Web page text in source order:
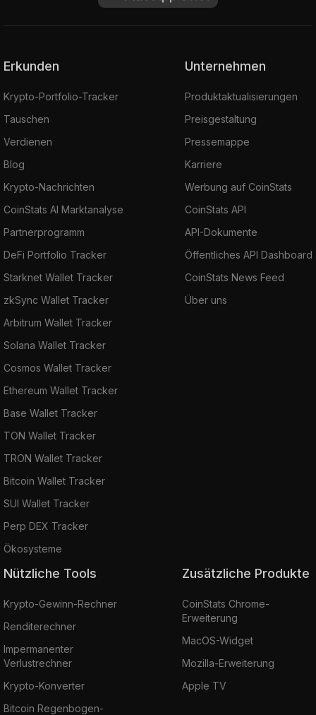
Erkunden
Krypto-Portfolio-Tracker
Tauschen
Verdienen
Blog
Krypto-Nachrichten
CoinStats AI Marktanalyse
Partnerprogramm
DeFi Portfolio Tracker
Starknet Wallet Tracker
zkSync Wallet Tracker
Arbitrum Wallet Tracker
Solana Wallet Tracker
Cosmos Wallet Tracker
Ethereum Wallet Tracker
Base Wallet Tracker
TON Wallet Tracker
TRON Wallet Tracker
Bitcoin Wallet Tracker
SUI Wallet Tracker
Perp DEX Tracker
Ökosysteme
Unternehmen
Produktaktualisierungen
Preisgestaltung
Pressemappe
Karriere
Werbung auf CoinStats
CoinStats API
API-Dokumente
Öffentliches API Dashboard
CoinStats News Feed
Über uns
Nützliche Tools
Krypto-Gewinn-Rechner
Renditerechner
Impermanenter
Verlustrechner
Krypto-Konverter
Bitcoin Regenbogen-
Zusätzliche Produkte
CoinStats Chrome-
Erweiterung
MacOS-Widget
Mozilla-Erweiterung
Apple TV